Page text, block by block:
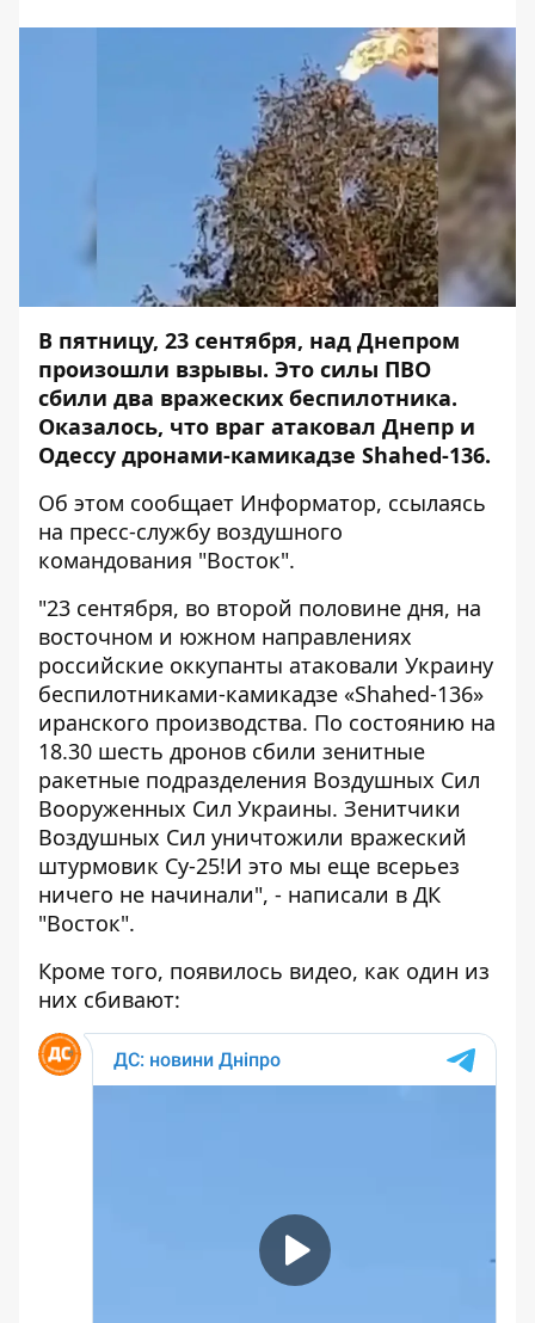
В пятницу, 23 сентября, над Днепром
произошли взрывы. Это силы ПВО
сбили два вражеских беспилотника.
Оказалось, что враг атаковал Днепр и
Одессу дронами-камикадзе Shahed-136.
Об этом сообщает Информатор, ссылаясь
на пресс-службу воздушного
командования "Восток".
"23 сентября, во второй половине дня, на
восточном и южном направлениях
российские оккупанты атаковали Украину
беспилотниками-камикадзе «Shahed-136»
иранского производства. По состоянию на
18.30 шесть дронов сбили зенитные
ракетные подразделения Воздушных Сил
Вооруженных Сил Украины. Зенитчики
Воздушных Сил уничтожили вражеский
штурмовик Су-25!И это мы еще всерьез
ничего не начинали", - написали в ДК
"Восток".
Кроме того, появилось видео, как один из
них сбивают: